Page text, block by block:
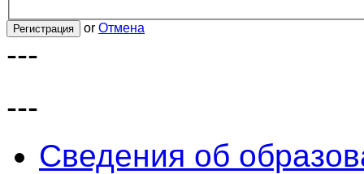
Регистрация or Отмена
---
---
Сведения об